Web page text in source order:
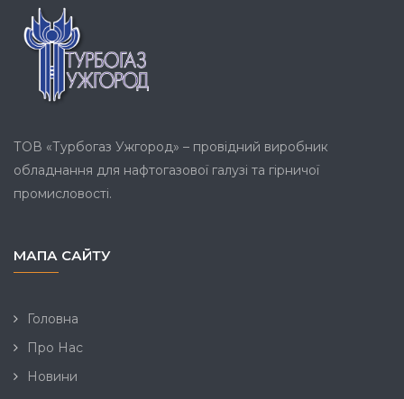
ТОВ «Турбогаз Ужгород» – провідний виробник
обладнання для нафтогазової галузі та гірничої
промисловості.
МАПА САЙТУ
Головна
Про Нас
Новини